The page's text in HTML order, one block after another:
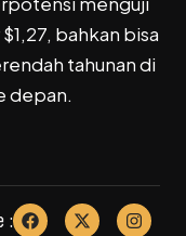
bahkan bisa
tahunan di
depan.
: